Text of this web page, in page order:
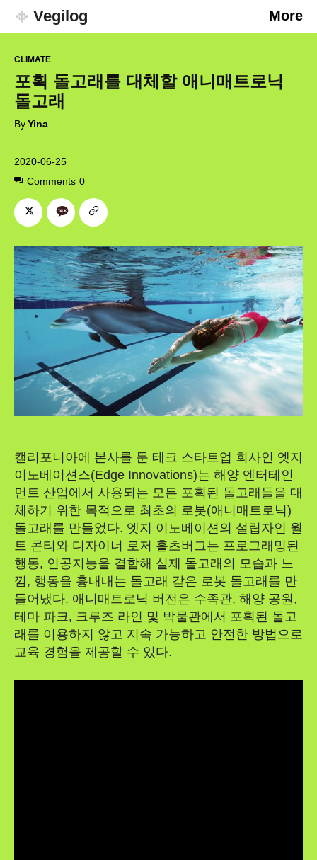
Vegilog More
2020-06-25
Comments 0
CLIMATE
포획 돌고래를 대체할 애니매트로닉
돌고래
ByYina
캘리포니아에 본사를 둔 테크 스타트업 회사인 엣지
이노베이션스(Edge Innovations)는 해양 엔터테인
먼트 산업에서 사용되는 모든 포획된 돌고래들을 대
체하기 위한 목적으로 최초의 로봇(애니매트로닉)
돌고래를 만들었다. 엣지 이노베이션의 설립자인 월
트 콘티와 디자이너 로저 홀츠버그는 프로그래밍된
행동, 인공지능을 결합해 실제 돌고래의 모습과 느
낌, 행동을 흉내내는 돌고래 같은 로봇 돌고래를 만
들어냈다. 애니매트로닉 버전은 수족관, 해양 공원,
테마 파크, 크루즈 라인 및 박물관에서 포획된 돌고
래를 이용하지 않고 지속 가능하고 안전한 방법으로
교육 경험을 제공할 수 있다.